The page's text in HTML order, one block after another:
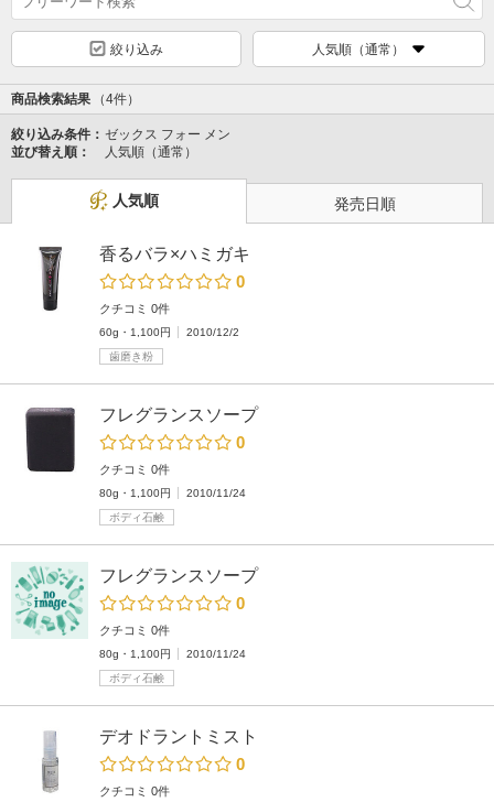
絞り込み 人気順（通常）
商品検索結果 （4件）
絞り込み条件： ゼックス フォー メン
並び替え順：
人気順（通常）
人気順 発売日順
香るバラ×ハミガキ
0
クチコミ 0件
60g・1,100円
2010/12/2
歯磨き粉
フレグランスソープ
0
クチコミ 0件
80g・1,100円
2010/11/24
ボディ石鹸
フレグランスソープ
0
クチコミ 0件
80g・1,100円
2010/11/24
ボディ石鹸
デオドラントミスト
0
クチコミ 0件